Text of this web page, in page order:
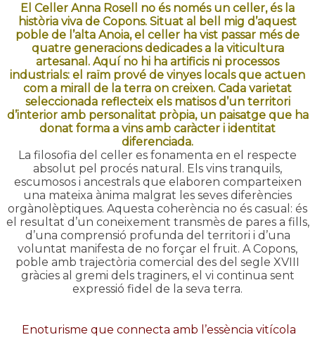
El Celler Anna Rosell no és només un celler, és la
història viva de Copons. Situat al bell mig d’aquest
poble de l’alta Anoia, el celler ha vist passar més de
quatre generacions dedicades a la viticultura
artesanal. Aquí no hi ha artificis ni processos
industrials: el raïm prové de vinyes locals que actuen
com a mirall de la terra on creixen. Cada varietat
seleccionada reflecteix els matisos d’un territori
d’interior amb personalitat pròpia, un paisatge que ha
donat forma a vins amb caràcter i identitat
diferenciada.
La filosofia del celler es fonamenta en el respecte
absolut pel procés natural. Els vins tranquils,
escumosos i ancestrals que elaboren comparteixen
una mateixa ànima malgrat les seves diferències
orgànolèptiques. Aquesta coherència no és casual: és
el resultat d’un coneixement transmès de pares a fills,
d’una comprensió profunda del territori i d’una
voluntat manifesta de no forçar el fruit. A Copons,
poble amb trajectòria comercial des del segle XVIII
gràcies al gremi dels traginers, el vi continua sent
expressió fidel de la seva terra.
Enoturisme que connecta amb l’essència vitícola